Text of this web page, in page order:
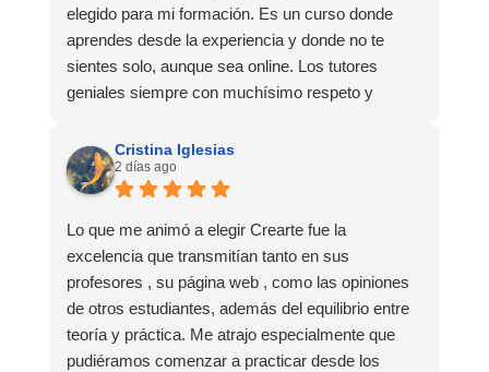
elegido para mi formación. Es un curso donde
aprendes desde la experiencia y donde no te
sientes solo, aunque sea online. Los tutores
geniales siempre con muchísimo respeto y
lo más importante para mí, muy humano y
cercano. Haré más formaciones con ellos sin
duda alguna.
Cristina Iglesias
2 días ago
Lo que me animó a elegir Crearte fue la
excelencia que transmitían tanto en sus
profesores , su página web , como las opiniones
de otros estudiantes, además del equilibrio entre
teoría y práctica. Me atrajo especialmente que
pudiéramos comenzar a practicar desde los